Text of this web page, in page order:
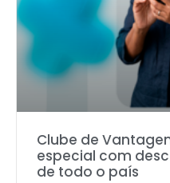
Clube de
especial com
de todo o país